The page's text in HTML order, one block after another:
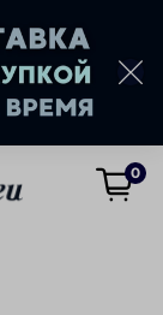
0